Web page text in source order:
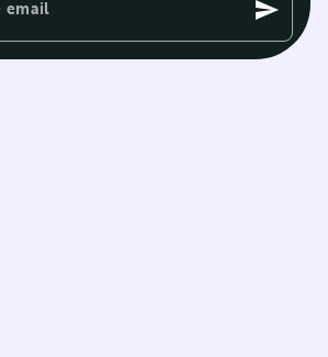
email send